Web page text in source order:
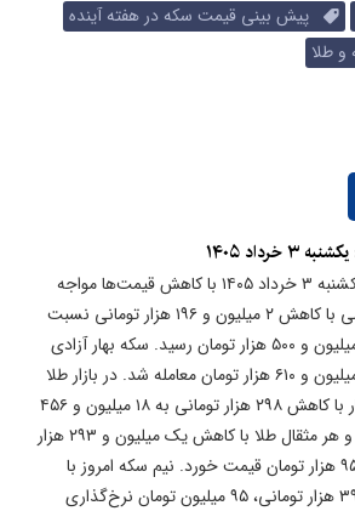
پیش بینی قیمت سکه در هفته آینده
طلا
۱۴۰۵
بازار طلا و سکه امروز یکشنبه ۳ خرداد ۱۴۰۵ با کاهش قیمت‌ها مواجه
شد. هر قطعه سکه امامی با کاهش ۲ میلیون و ۱۹۶ هزار تومانی نسبت
به روز گذشته، به ۱۸۸ میلیون و ۵۰۰ هزار تومان رسید. سکه بهار آزادی
نیز با افت قیمت، ۱۸۴ میلیون و ۶۱۰ هزار تومان معامله شد. در بازار طلا
نیز هر گرم طلای ۱۸ عیار با کاهش ۲۹۸ هزار تومانی به ۱۸ میلیون و ۴۵۶
هزار و ۶۰۰ تومان رسید و هر مثقال طلا با کاهش یک میلیون و ۲۹۳ هزار
تومانی، ۷۹ میلیون و ۹۵۰ هزار تومان قیمت خورد. نیم سکه امروز با
کاهش یک میلیون و ۳۹۷ هزار تومانی، ۹۵ میلیون تومان نرخ‌گذاری